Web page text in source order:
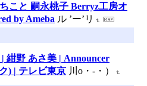
こと 嗣永桃子 Berryz工房オ
by Ameba ル ’ー’リ
| 紺野 あさ美 | Announcer
) | テレビ東京 川o・-・）